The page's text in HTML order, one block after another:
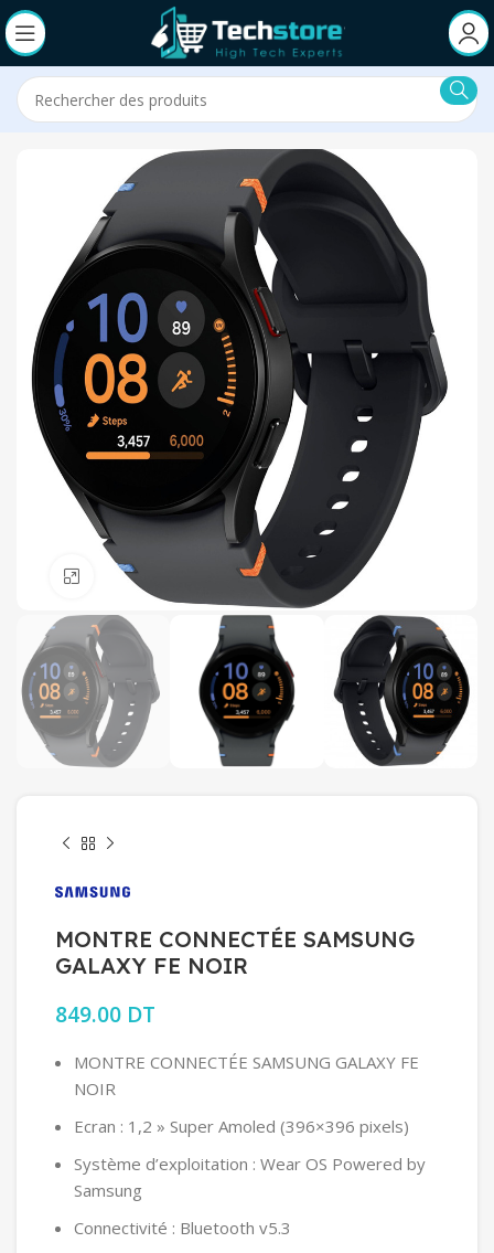
Click to enlarge
MONTRE CONNECTÉE SAMSUNG
GALAXY FE NOIR
849.00 DT
MONTRE CONNECTÉE SAMSUNG GALAXY FE
NOIR
Ecran : 1,2 » Super Amoled (396×396 pixels)
Système d’exploitation : Wear OS Powered by
Samsung
Connectivité : Bluetooth v5.3